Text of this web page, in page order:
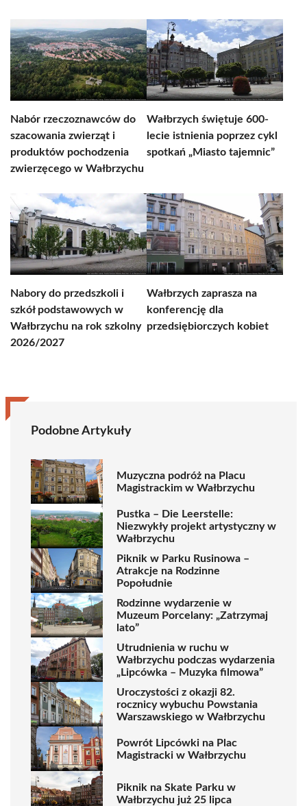
Nabór rzeczoznawców do
szacowania zwierząt i
produktów pochodzenia
zwierzęcego w Wałbrzychu
Wałbrzych świętuje 600-
lecie istnienia poprzez cykl
spotkań „Miasto tajemnic”
Nabory do przedszkoli i
szkół podstawowych w
Wałbrzychu na rok szkolny
2026/2027
Wałbrzych zaprasza na
konferencję dla
przedsiębiorczych kobiet
Podobne Artykuły
Muzyczna podróż na Placu
Magistrackim w Wałbrzychu
Pustka – Die Leerstelle:
Niezwykły projekt artystyczny w
Wałbrzychu
Piknik w Parku Rusinowa –
Atrakcje na Rodzinne
Popołudnie
Rodzinne wydarzenie w
Muzeum Porcelany: „Zatrzymaj
lato”
Utrudnienia w ruchu w
Wałbrzychu podczas wydarzenia
„Lipcówka – Muzyka filmowa”
Uroczystości z okazji 82.
rocznicy wybuchu Powstania
Warszawskiego w Wałbrzychu
Powrót Lipcówki na Plac
Magistracki w Wałbrzychu
Piknik na Skate Parku w
Wałbrzychu już 25 lipca